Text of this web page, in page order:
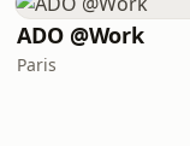
ADO @Work
Paris